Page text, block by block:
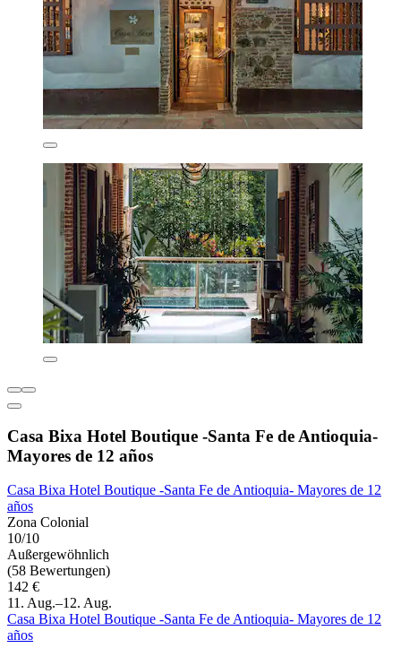
Casa Bixa Hotel Boutique -Santa Fe de Antioquia-
Mayores de 12 años
Casa Bixa Hotel Boutique -Santa Fe de Antioquia- Mayores de 12
años
Zona Colonial
10/10
Außergewöhnlich
(58 Bewertungen)
142 €
11. Aug.–12. Aug.
Casa Bixa Hotel Boutique -Santa Fe de Antioquia- Mayores de 12
años